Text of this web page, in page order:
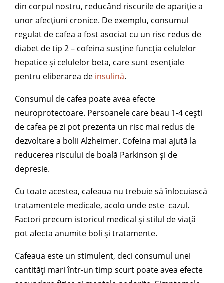
din corpul nostru, reducând riscurile de apariție a
unor afecțiuni cronice. De exemplu, consumul
regulat de cafea a fost asociat cu un risc redus de
diabet de tip 2 – cofeina susține funcția celulelor
hepatice și celulelor beta, care sunt esențiale
pentru eliberarea de insulină.
Consumul de cafea poate avea efecte
neuroprotectoare. Persoanele care beau 1-4 cești
de cafea pe zi pot prezenta un risc mai redus de
dezvoltare a bolii Alzheimer. Cofeina mai ajută la
reducerea riscului de boală Parkinson și de
depresie.
Cu toate acestea, cafeaua nu trebuie să înlocuiască
tratamentele medicale, acolo unde este cazul.
Factori precum istoricul medical și stilul de viață
pot afecta anumite boli și tratamente.
Cafeaua este un stimulent, deci consumul unei
cantități mari într-un timp scurt poate avea efecte